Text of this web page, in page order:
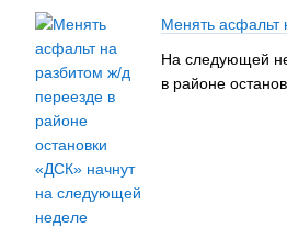
Менять асфальт
На следующей
в районе